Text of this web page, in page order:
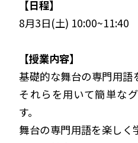
【日程】
8月3日(土) 10:00~11:40
【授業内容】
基礎的な舞台の専門用語
それらを用いて簡単な
す。
舞台の専門用語を楽しく